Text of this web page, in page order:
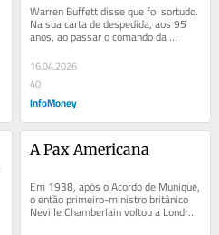
Warren Buffett disse que foi sortudo.
Na sua carta de despedida, aos 95
anos, ao passar o comando da
Berkshire Hathaway para Greg Abel
depois de sete...
16.04.2026
40
InfoMoney
A Pax Americana
Em 1938, após o Acordo de Munique,
o então primeiro-ministro britânico
Neville Chamberlain voltou a Londres